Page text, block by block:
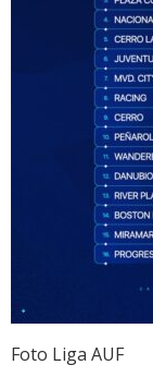
Foto Liga AUF